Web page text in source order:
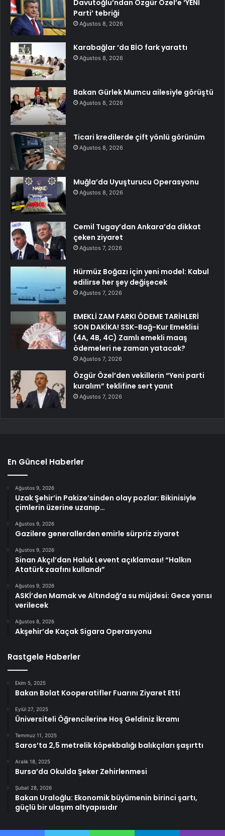
Davutoğlu’ndan Özgür Özel’e ‘YENİ
Parti’ tebriği
Ağustos 8, 2026
Karabağlar ‘da BİO fark yarattı
Ağustos 8, 2026
Bakan Gürlek Mumcu ailesiyle görüştü
Ağustos 8, 2026
Ticari kredilerde çift yönlü görünüm
Ağustos 8, 2026
Muğla’da Uyuşturucu Operasyonu
Ağustos 8, 2026
Cemil Tugay’dan Ankara’da dikkat
çeken ziyaret
Ağustos 7, 2026
Hürmüz Boğazı için yeni model: Kabul
edilirse her şey değişecek
Ağustos 7, 2026
EMEKLİ ZAM FARKI ÖDEME TARİHLERİ
SON DAKİKA! SSK-Bağ-Kur Emeklisi
(4A, 4B, 4C) Zamlı emekli maaş
ödemeleri ne zaman yatacak?
Ağustos 7, 2026
Özgür Özel’den vekillerin “Yeni parti
kuralım” teklifine sert yanıt
Ağustos 7, 2026
En Güncel Haberler
Ağustos 9, 2026
Uzak Şehir’in Pakize’sinden olay pozlar: Bikinisiyle
çimlerin üzerine uzanıp…
Ağustos 9, 2026
Gazilere generallerden emirle sürpriz ziyaret
Ağustos 9, 2026
Sinan Akçıl’dan Haluk Levent açıklaması! “Halkın
Atatürk zaafını kullandı”
Ağustos 9, 2026
ASKİ’den Mamak ve Altındağ’a su müjdesi: Gece yarısı
verilecek
Ağustos 8, 2026
Akşehir’de Kaçak Sigara Operasyonu
Rastgele Haberler
Ekim 5, 2025
Bakan Bolat Kooperatifler Fuarını Ziyaret Etti
Eylül 27, 2025
Üniversiteli Öğrencilerine Hoş Geldiniz İkramı
Temmuz 11, 2025
Saros’ta 2,5 metrelik köpekbalığı balıkçıları şaşırttı
Aralık 18, 2025
Bursa’da Okulda Şeker Zehirlenmesi
Şubat 28, 2026
Bakan Uraloğlu: Ekonomik büyümenin birinci şartı,
güçlü bir ulaşım altyapısıdır